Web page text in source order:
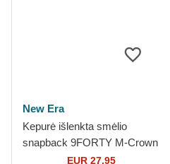
New Era
Kepurė išlenkta smėlio
snapback 9FORTY M-Crown
Side Script Los Angeles
EUR 27,95